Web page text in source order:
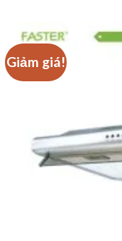
Giảm giá!